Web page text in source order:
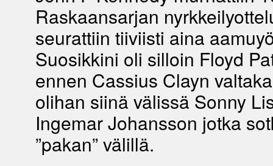
Raskaansarjan
seurattiin tiiviisti aina
Suosikkini oli silloin Floyd
ennen Cassius Clayn
olihan siinä välissä Sonny
Ingemar Johansson jotka
”pakan” välillä.